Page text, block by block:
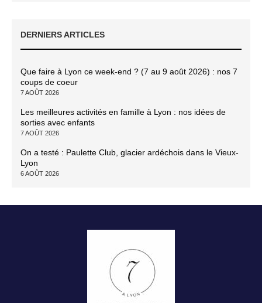
DERNIERS ARTICLES
Que faire à Lyon ce week-end ? (7 au 9 août 2026) : nos 7
coups de coeur
7 AOÛT 2026
Les meilleures activités en famille à Lyon : nos idées de
sorties avec enfants
7 AOÛT 2026
On a testé : Paulette Club, glacier ardéchois dans le Vieux-
Lyon
6 AOÛT 2026